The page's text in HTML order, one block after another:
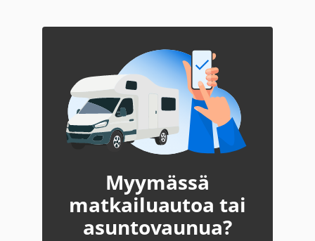
Myymässä
matkailuautoa tai
asuntovaunua?